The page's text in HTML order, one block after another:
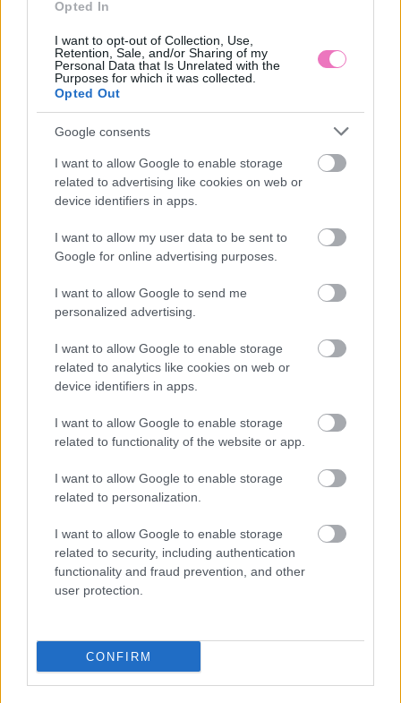
Opted In
I want to opt-out of Collection, Use,
Retention, Sale, and/or Sharing of my
Personal Data that Is Unrelated with the
Purposes for which it was collected.
Opted Out
Google consents
I want to allow Google to enable storage
related to advertising like cookies on web or
device identifiers in apps.
I want to allow my user data to be sent to
Google for online advertising purposes.
I want to allow Google to send me
personalized advertising.
I want to allow Google to enable storage
related to analytics like cookies on web or
device identifiers in apps.
I want to allow Google to enable storage
related to functionality of the website or app.
I want to allow Google to enable storage
related to personalization.
I want to allow Google to enable storage
related to security, including authentication
functionality and fraud prevention, and other
user protection.
CONFIRM
Ezt hozza 2026.
augusztus 9. a
Napi horoszkóp 2026.
Kövesd a Bien.hu cikkeit aGoogle Hírek-ben
FŐOLDALI SLIDER MUNKAHELYI SIKER SIKER
HOZZÁSZÓLÁSOK
Szólj hozzá a Facebook-on!
LEGUTÓBBI BEJEGYZÉSEK
Összehaverkodtam a szomszédommal – és ez volt életem
legnagyobb hibája
Felszalad a rövidnadrág a combodon? Ha legközelebb így
választasz, tuti nem fog többet